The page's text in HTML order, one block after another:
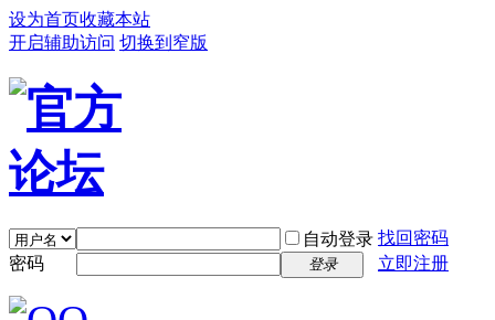
设为首页收藏本站
开启辅助访问 切换到窄版
自动登录 找回密码
密码
登录 立即注册